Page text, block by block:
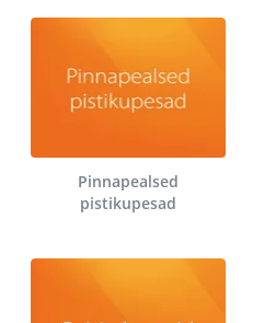
Pinnapealsed
pistikupesad